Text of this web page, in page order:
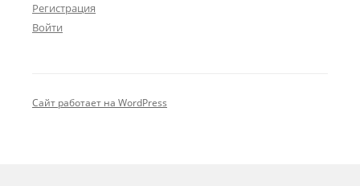
Регистрация
Войти
Сайт работает на WordPress